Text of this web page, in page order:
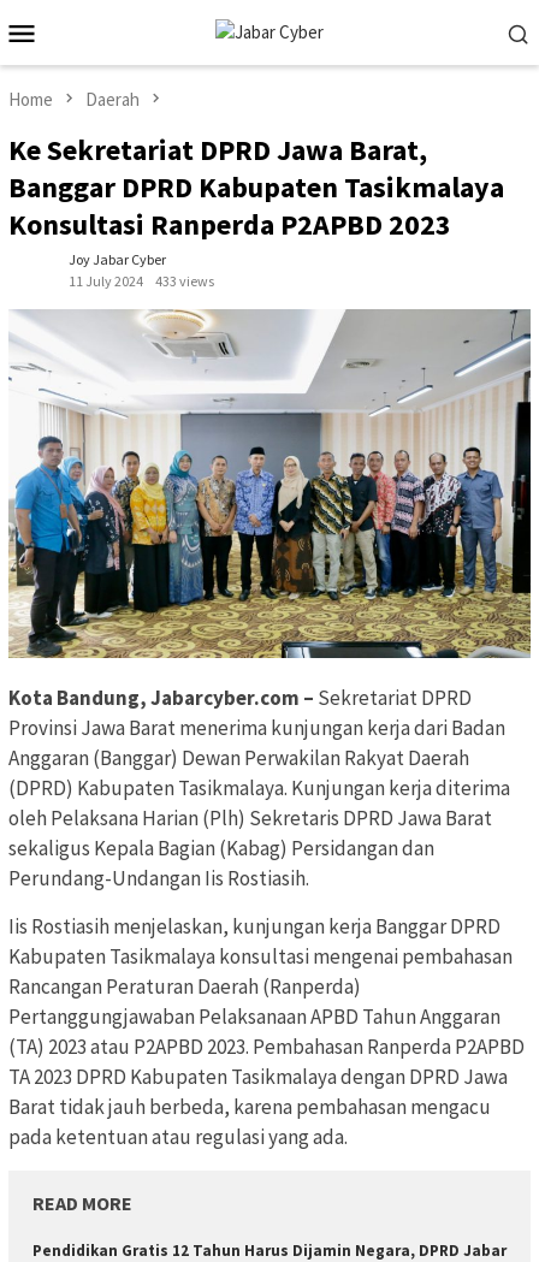
to
contentMenu
Home Daerah
Ke Sekretariat DPRD Jawa Barat,
Banggar DPRD Kabupaten Tasikmalaya
Konsultasi Ranperda P2APBD 2023
Joy Jabar Cyber
11 July 2024
433 views
Kota Bandung, Jabarcyber.com – Sekretariat DPRD
Provinsi Jawa Barat menerima kunjungan kerja dari Badan
Anggaran (Banggar) Dewan Perwakilan Rakyat Daerah
(DPRD) Kabupaten Tasikmalaya. Kunjungan kerja diterima
oleh Pelaksana Harian (Plh) Sekretaris DPRD Jawa Barat
sekaligus Kepala Bagian (Kabag) Persidangan dan
Perundang-Undangan Iis Rostiasih.
Iis Rostiasih menjelaskan, kunjungan kerja Banggar DPRD
Kabupaten Tasikmalaya konsultasi mengenai pembahasan
Rancangan Peraturan Daerah (Ranperda)
Pertanggungjawaban Pelaksanaan APBD Tahun Anggaran
(TA) 2023 atau P2APBD 2023. Pembahasan Ranperda P2APBD
TA 2023 DPRD Kabupaten Tasikmalaya dengan DPRD Jawa
Barat tidak jauh berbeda, karena pembahasan mengacu
pada ketentuan atau regulasi yang ada.
READ MORE
Pendidikan Gratis 12 Tahun Harus Dijamin Negara, DPRD Jabar